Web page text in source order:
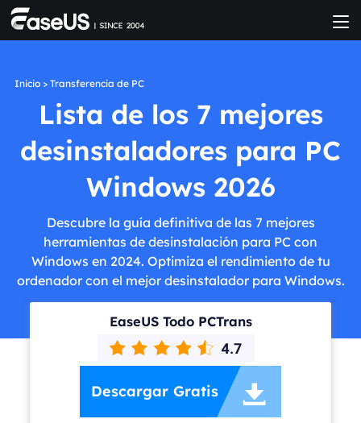
Inicio> Transferencia de PC
Lista de los 7 mejores
desinstaladores para PC
Windows 2026
Descubre la guía definitiva de las 7 mejores
herramientas de desinstalación para PC con
Windows en 2024. Optimiza el rendimiento de tu
ordenador con el mejor desinstalador para Windows.
EaseUS Todo PCTrans
Descargar Gratis 